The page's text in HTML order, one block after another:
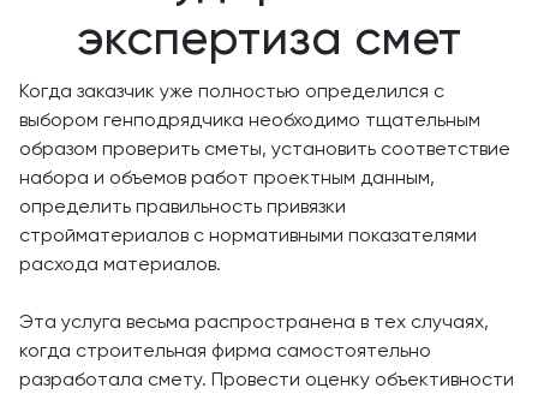
экспертиза смет
Когда заказчик уже полностью определился с
выбором генподрядчика необходимо тщательным
образом проверить сметы, установить соответствие
набора и объемов работ проектным данным,
определить правильность привязки
стройматериалов с нормативными показателями
расхода материалов.
Эта услуга весьма распространена в тех случаях,
когда строительная фирма самостоятельно
разработала смету. Провести оценку объективности